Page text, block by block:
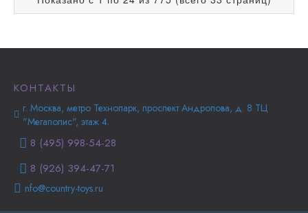
КОНТАКТЫ
г. Москва, метро Технопарк, проспект Андропова, д. 8 ТЦ
"Мегаполис", этаж 4.
8 (495) 998-54-28
8 (926) 394-47-71
nfo@country-toys.ru